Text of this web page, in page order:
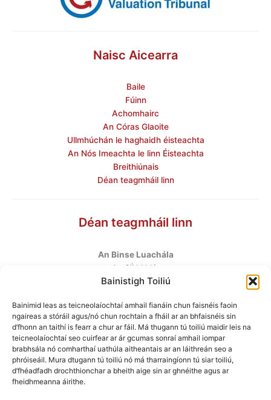
Bainistigh Toiliú
Bainimid leas as teicneolaíochtaí amhail fianáin chun faisnéis faoin
ngaireas a stóráil agus/nó chun rochtain a fháil ar an bhfaisnéis sin
d’fhonn an taithí is fearr a chur ar fáil. Má thugann tú toiliú maidir leis na
teicneolaíochtaí seo cuirfear ar ár gcumas sonraí amhail iompar
brabhsála nó comharthaí uathúla aitheantais ar an láithreán seo a
phróiseáil. Mura dtugann tú toiliú nó má tharraingíonn tú siar toiliú,
d’fhéadfadh drochthionchar a bheith aige sin ar ghnéithe agus ar
fheidhmeanna áirithe.
Naisc Aicearra
Baile
Fúinn
Achomhairc
An Córas Glaoite
Ullmhúchán le haghaidh éisteachta
An Nós Imeachta le linn Éisteachta
Breithiúnais
Déan teagmháil linn
Déan teagmháil linn
An Binse Luachála
An 6úhUrlár
Halla Mhargadh na Feirme
Baile Átha Cliath 7
D07 AEF4
Teileafón: +353 1 6760130
Ríomhphost:info@valuationtribunal.ie